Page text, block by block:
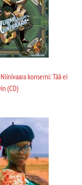
konserni: Tää ei
(CD)